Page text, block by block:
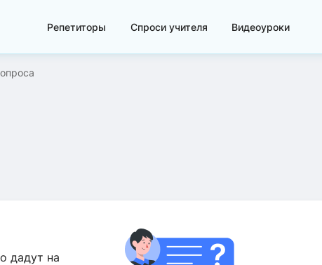
Репетиторы Спроси учителя Видеоуроки
дадут на